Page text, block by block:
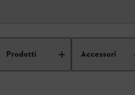
Prodotti Accessori